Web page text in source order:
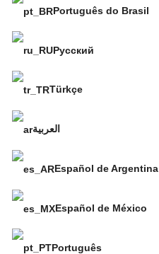
Português do Brasil
Русский
Türkçe
العربية
Español de Argentina
Español de México
Português